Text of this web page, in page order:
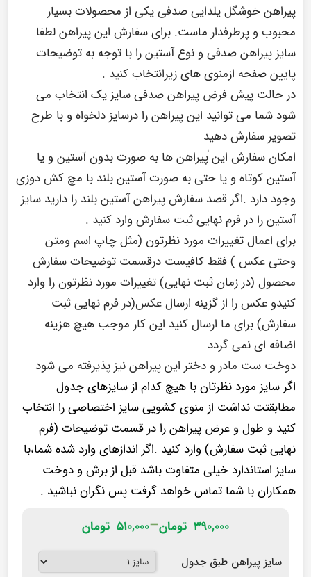
پیراهن خوشگل یلدایی صدفی یکی از محصولات بسیار
محبوب و پرطرفدار ماست. برای سفارش این پیراهن لطفا
سایز پیراهن صدفی و نوع آستین را با توجه به توضیحات
پایین صفحه ازمنوی های زیرانتخاب کنید .
در حالت پیش فرض پیراهن صدفی سایز یک انتخاب می
شود شما می توانید این پیراهن را درسایز دلخواه و با طرح
تصویر سفارش دهید
امکان سفارش این ٰپیراهن ها به صورت بدون آستین و یا
آستین کوتاه و یا حتی به صورت آستین بلند با مچ کش دوزی
وجود دارد .اگر قصد سفارش پیراهن آستین بلند را دارید سایز
آستین را در فرم نهایی ثبت سفارش وارد کنید .
برای اعمال تغییرات مورد نظرتون (مثل چاپ اسم ومتن
وحتی عکس ) فقط کافیست درقسمت توضیحات سفارش
محصول (در زمان ثبت نهایی) تغییرات مورد نظرتون را وارد
کنیدو عکس را از گزینه ارسال عکس(در فرم نهایی ثبت
سفارش) برای ما ارسال کنید این کار موجب هیچ هزینه
اضافه ای نمی گردد
دوخت ست مادر و دختر این پیراهن نیز پذیرفته می شود
اگر سایز مورد نظرتان با هیچ کدام از سایزهای جدول
مطابقتت نداشت از منوی کشویی سایز اختصاصی را انتخاب
کنید و طول و عرض پیراهن را در قسمت توضیحات (فرم
نهایی ثبت سفارش) وارد کنید .اگر اندازهای وارد شده شما،با
سایز استاندارد خیلی متفاوت باشد قبل از برش و دوخت
همکاران با شما تماس خواهد گرفت پس نگران نباشید .
۳۹۰,۰۰۰ تومان–۵۱۰,۰۰۰ تومان
سایز پیراهن طبق جدول